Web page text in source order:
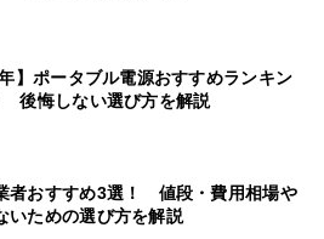
年】ポータブル電源おすすめランキン
後悔しない選び方を解説
者おすすめ3選！ 値段・費用相場や
いための選び方を解説